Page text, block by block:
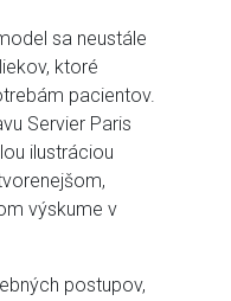
sa neustále
ktoré
pacientov.
Servier Paris
ilustráciou
výskume v
postupov,